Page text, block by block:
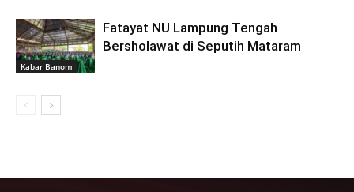
Kabar Banom
Fatayat NU Lampung Tengah
Bersholawat di Seputih Mataram